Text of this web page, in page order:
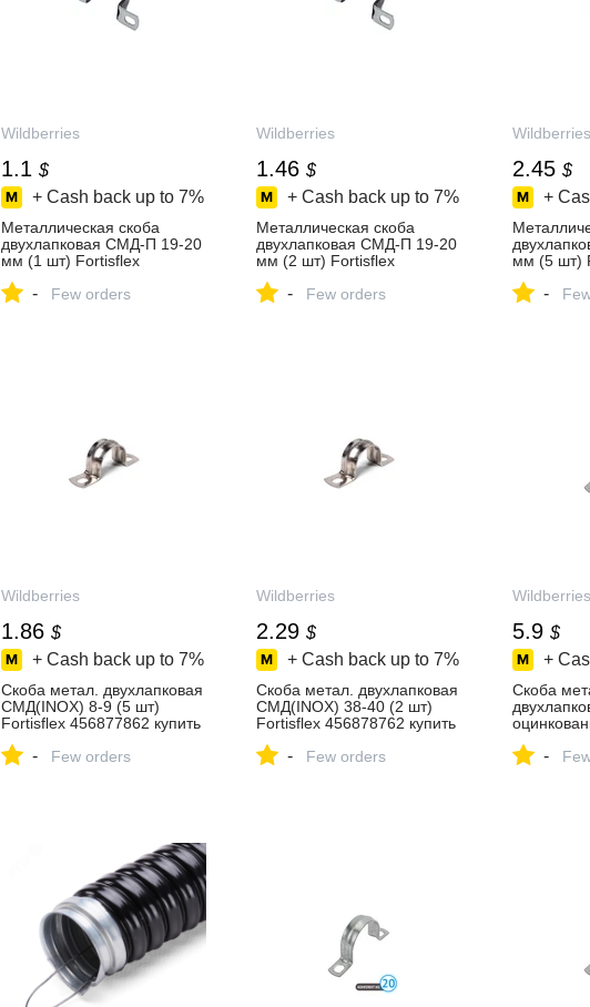
Wildberries
1.1 $
+ Cash back up to 7%
Металлическая скоба
двухлапковая СМД-П 19-20
мм (1 шт) Fortisflex
интернет‑магазине
- Few orders
Wildberries
1.46 $
+ Cash back up to 7%
Металлическая скоба
двухлапковая СМД-П 19-20
мм (2 шт) Fortisflex
интернет‑магазине
- Few orders
Wildberries
2.45 $
+
мм (5 шт)
в
-
Wildberries
1.86 $
+ Cash back up to 7%
Скоба метал. двухлапковая
СМД(INOX) 8-9 (5 шт)
Fortisflex 456877862 купить
интернет‑магазине
- Few orders
Wildberries
2.29 $
+ Cash back up to 7%
Скоба метал. двухлапковая
СМД(INOX) 38-40 (2 шт)
Fortisflex 456878762 купить
интернет‑магазине
- Few orders
Wildberries
5.9 $
+
Скоба
за 445 ₽ в
-